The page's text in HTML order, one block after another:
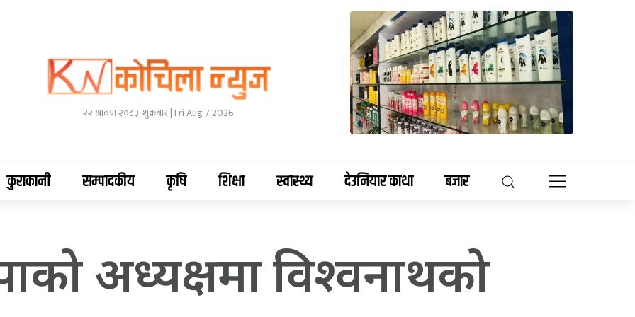
२२ श्रावण २०८३, शुक्रबार | Fri Aug 7 2026
कुराकानी सम्पादकीय कृषि शिक्षा स्वास्थ्य देउनियार काथा बजार
अध्यक्षमा विश्वनाथको